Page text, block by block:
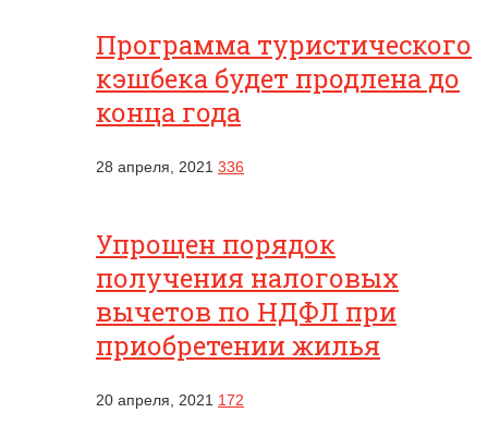
Программа туристического
кэшбека будет продлена до
конца года
28 апреля, 2021 336
Упрощен порядок
получения налоговых
вычетов по НДФЛ при
приобретении жилья
20 апреля, 2021 172